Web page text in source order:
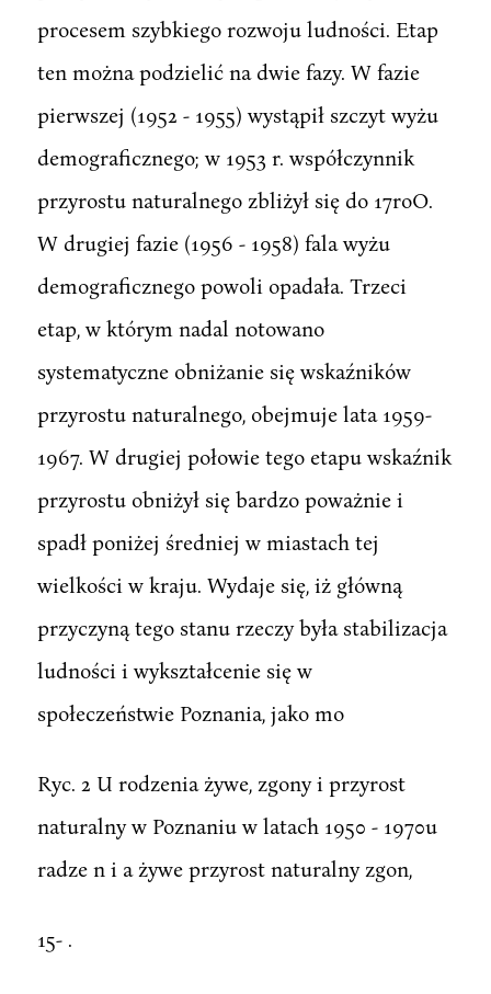
procesem szybkiego rozwoju ludności. Etap
ten można podzielić na dwie fazy. W fazie
pierwszej (1952 - 1955) wystąpił szczyt wyżu
demograficznego; w 1953 r. współczynnik
przyrostu naturalnego zbliżył się do 17roO.
W drugiej fazie (1956 - 1958) fala wyżu
demograficznego powoli opadała. Trzeci
etap, w którym nadal notowano
systematyczne obniżanie się wskaźników
przyrostu naturalnego, obejmuje lata 1959-
1967. W drugiej połowie tego etapu wskaźnik
przyrostu obniżył się bardzo poważnie i
spadł poniżej średniej w miastach tej
wielkości w kraju. Wydaje się, iż główną
przyczyną tego stanu rzeczy była stabilizacja
ludności i wykształcenie się w
społeczeństwie Poznania, jako mo
Ryc. 2 U rodzenia żywe, zgony i przyrost
naturalny w Poznaniu w latach 1950 - 1970u
radze n i a żywe przyrost naturalny zgon,
15- .